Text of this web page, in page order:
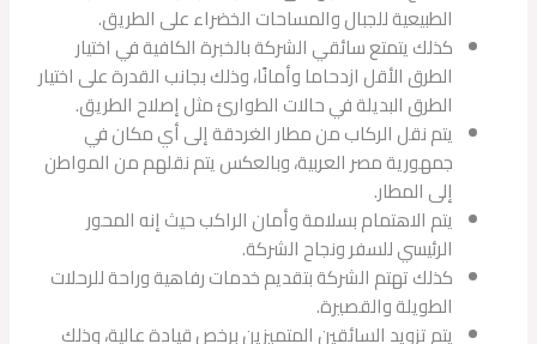
الطبيعية للجبال والمساحات الخضراء على الطريق.
كذلك يتمتع سائقي الشركة بالخبرة الكافية في اختيار
الطرق الأقل ازدحاما وأمانًا، وذلك بجانب القدرة على اختيار
الطرق البديلة في حالات الطوارئ مثل إصلاح الطريق.
يتم نقل الركاب من مطار الغردقة إلى أي مكان في
جمهورية مصر العربية، وبالعكس يتم نقلهم من المواطن
إلى المطار.
يتم الاهتمام بسلامة وأمان الراكب حيث إنه المحور
الرئيسي للسفر ونجاح الشركة.
كذلك تهتم الشركة بتقديم خدمات رفاهية وراحة للرحلات
الطويلة والقصيرة.
يتم تزويد السائقين المتميزين برخص قيادة عالية، وذلك